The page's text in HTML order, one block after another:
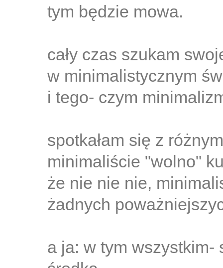
tym będzie mowa.
cały czas szukam
w minimalistycznym
i tego- czym
spotkałam się z
minimaliście "wolno"
że nie nie nie,
żadnych
a ja: w tym wszystkim-